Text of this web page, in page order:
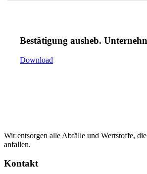
Bestätigung ausheb.
Download
Wir entsorgen alle Abfälle und Wertstoffe,
anfallen.
Kontakt